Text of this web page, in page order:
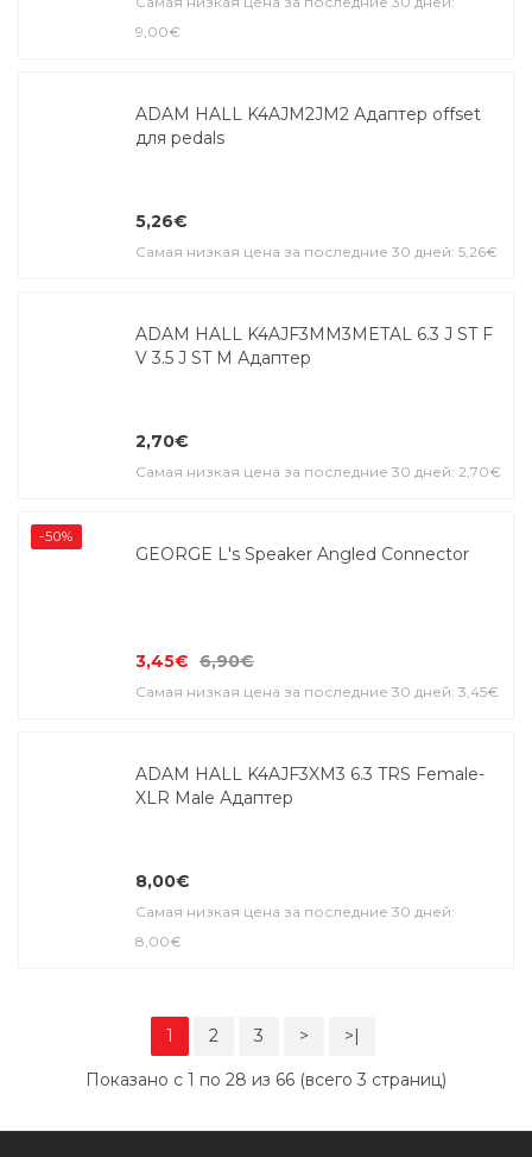
9,00€
ADAM HALL K4AJM2JM2 Адаптер offset
для pedals
5,26€
Самая низкая цена за последние 30 дней: 5,26€
ADAM HALL K4AJF3MM3METAL 6.3 J ST F
V 3.5 J ST M Адаптер
2,70€
Самая низкая цена за последние 30 дней: 2,70€
-50%
GEORGE L's Speaker Angled Connector
3,45€ 6,90€
Самая низкая цена за последние 30 дней: 3,45€
ADAM HALL K4AJF3XM3 6.3 TRS Female-
XLR Male Адаптер
8,00€
Самая низкая цена за последние 30 дней:
8,00€
1 2 3 > >|
Показано с 1 по 28 из 66 (всего 3 страниц)